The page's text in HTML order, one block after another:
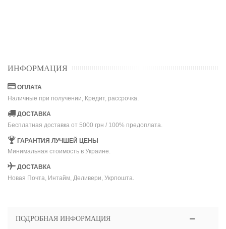
ИНФОРМАЦИЯ
ОПЛАТА
Наличные при получении, Кредит, рассрочка.
ДОСТАВКА
Бесплатная доставка от 5000 грн / 100% предоплата.
ГАРАНТИЯ ЛУЧШЕЙ ЦЕНЫ
Минимальная стоимость в Украине.
ДОСТАВКА
Новая Почта, Интайм, Деливери, Укрпошта.
ПОДРОБНАЯ ИНФОРМАЦИЯ